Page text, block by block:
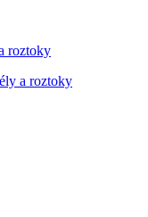
a roztoky